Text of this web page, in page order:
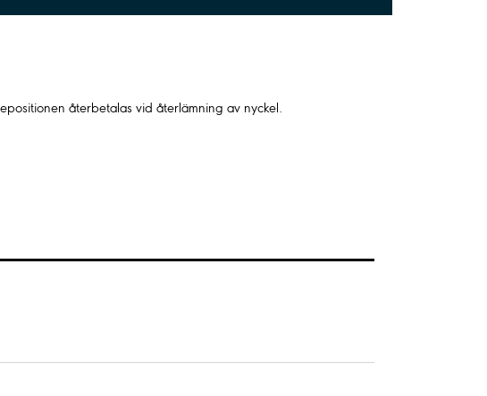
återbetalas vid återlämning av nyckel.